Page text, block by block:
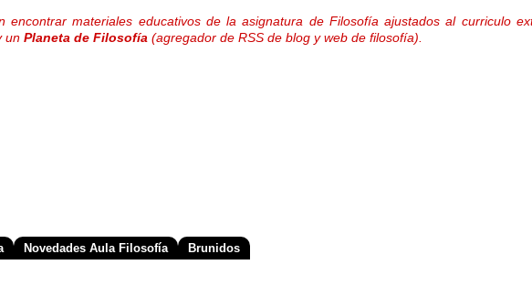
materiales educativos de la asignatura de Filosofía ajustados al curriculo
un Planeta de Filosofía (agregador de RSS de blog y web de filosofía).
Novedades Aula Filosofía Brunidos